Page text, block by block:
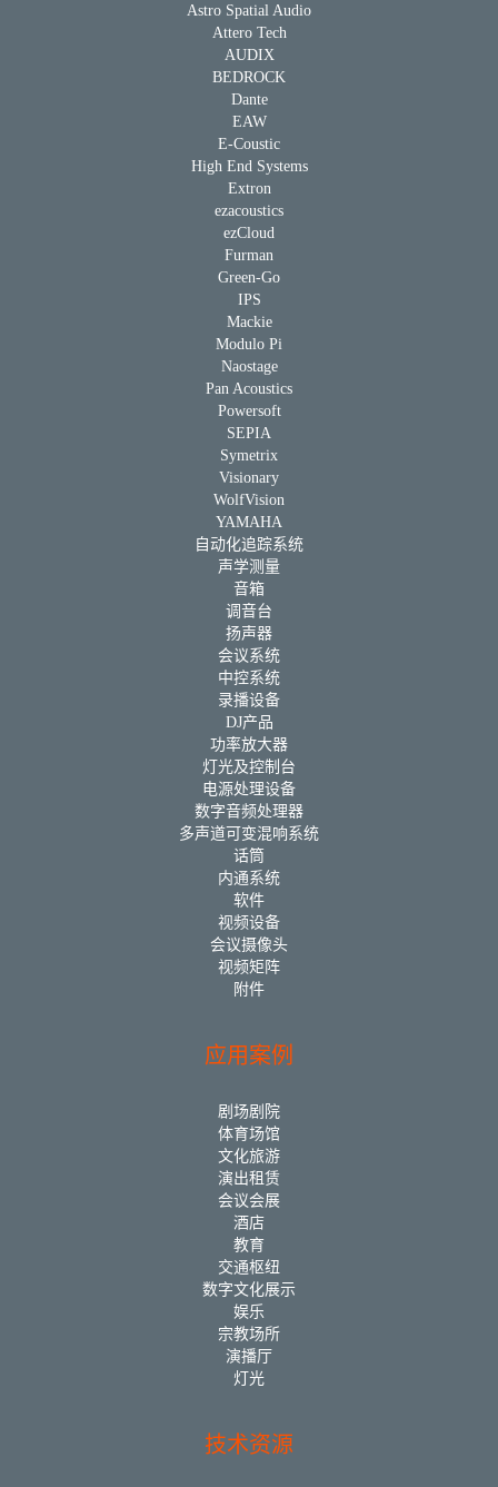
Astro Spatial Audio
Attero Tech
AUDIX
BEDROCK
Dante
EAW
E-Coustic
High End Systems
Extron
ezacoustics
ezCloud
Furman
Green-Go
IPS
Mackie
Modulo Pi
Naostage
Pan Acoustics
Powersoft
SEPIA
Symetrix
Visionary
WolfVision
YAMAHA
自动化追踪系统
声学测量
音箱
调音台
扬声器
会议系统
中控系统
录播设备
DJ产品
功率放大器
灯光及控制台
电源处理设备
数字音频处理器
多声道可变混响系统
话筒
内通系统
软件
视频设备
会议摄像头
视频矩阵
附件
应用案例
剧场剧院
体育场馆
文化旅游
演出租赁
会议会展
酒店
教育
交通枢纽
数字文化展示
娱乐
宗教场所
演播厅
灯光
技术资源